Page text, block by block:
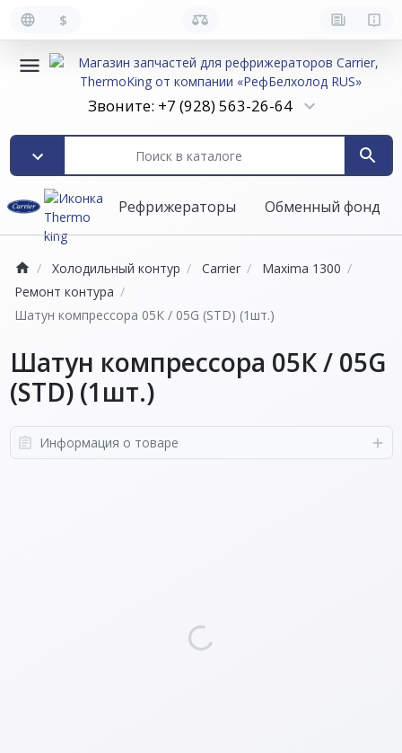
$
Звоните: +7 (928) 563-26-64
Рефрижераторы Обменный фонд
Холодильный контур Carrier
Maxima 1300
Ремонт контура
Шатун компрессора 05К / 05G (STD) (1шт.)
Шатун компрессора 05К / 05G
(STD) (1шт.)
Информация о товаре